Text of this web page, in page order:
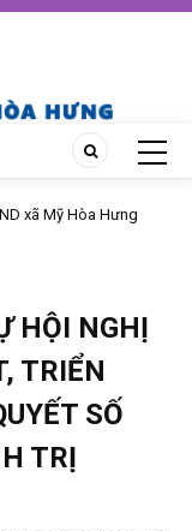
xã Mỹ Hòa Hưng
HỘI NGHỊ
TRIỂN
SỐ
TRỊ